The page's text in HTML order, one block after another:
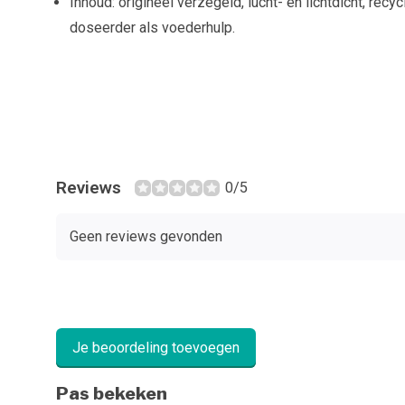
doseerder als voederhulp.
Reviews 0/5
Geen reviews gevonden
Je beoordeling toevoegen
Pas bekeken